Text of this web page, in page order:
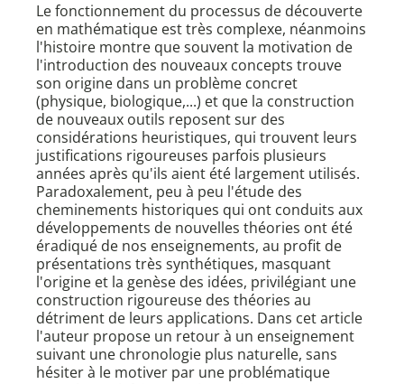
Le fonctionnement du processus de découverte
en mathématique est très complexe, néanmoins
l'histoire montre que souvent la motivation de
l'introduction des nouveaux concepts trouve
son origine dans un problème concret
(physique, biologique,...) et que la construction
de nouveaux outils reposent sur des
considérations heuristiques, qui trouvent leurs
justifications rigoureuses parfois plusieurs
années après qu'ils aient été largement utilisés.
Paradoxalement, peu à peu l'étude des
cheminements historiques qui ont conduits aux
développements de nouvelles théories ont été
éradiqué de nos enseignements, au profit de
présentations très synthétiques, masquant
l'origine et la genèse des idées, privilégiant une
construction rigoureuse des théories au
détriment de leurs applications. Dans cet article
l'auteur propose un retour à un enseignement
suivant une chronologie plus naturelle, sans
hésiter à le motiver par une problématique